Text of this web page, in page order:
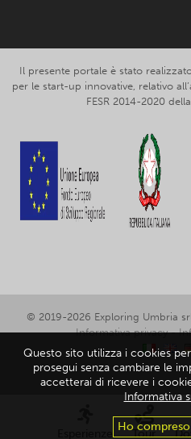
Tour
Il presente portale è stato
per le start-up innovative, relativo
FESR 2014-2020
© 2019-2026 Exploring Umbria
Informativa privacy-
Questo sito utilizza i cookies
prosegui senza cambiare le
accetterai di ricevere i
Informativa
Ho